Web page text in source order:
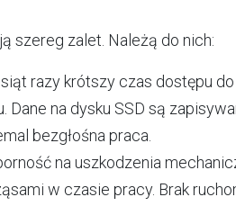
szereg zalet. Należą do nich:
razy krótszy czas dostępu
Dane na dysku SSD są
bezgłośna praca.
na uszkodzenia
w czasie pracy. Brak